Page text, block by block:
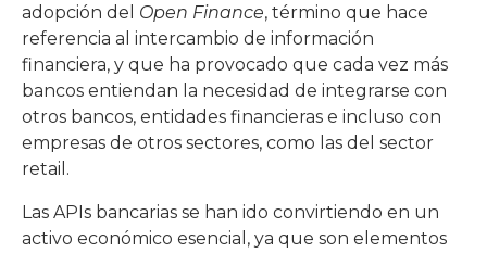
adopción del Open Finance, término que hace
referencia al intercambio de información
financiera, y que ha provocado que cada vez más
bancos entiendan la necesidad de integrarse con
otros bancos, entidades financieras e incluso con
empresas de otros sectores, como las del sector
retail.
Las APIs bancarias se han ido convirtiendo en un
activo económico esencial, ya que son elementos